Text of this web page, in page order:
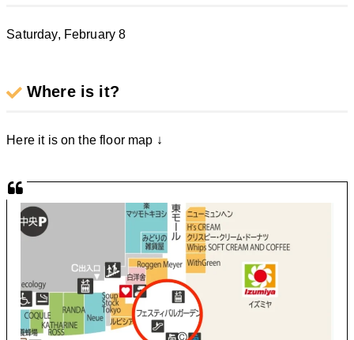
Saturday, February 8
Where is it?
Here it is on the floor map ↓